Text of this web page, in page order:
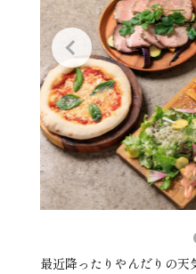
最近降ったりやんだりの